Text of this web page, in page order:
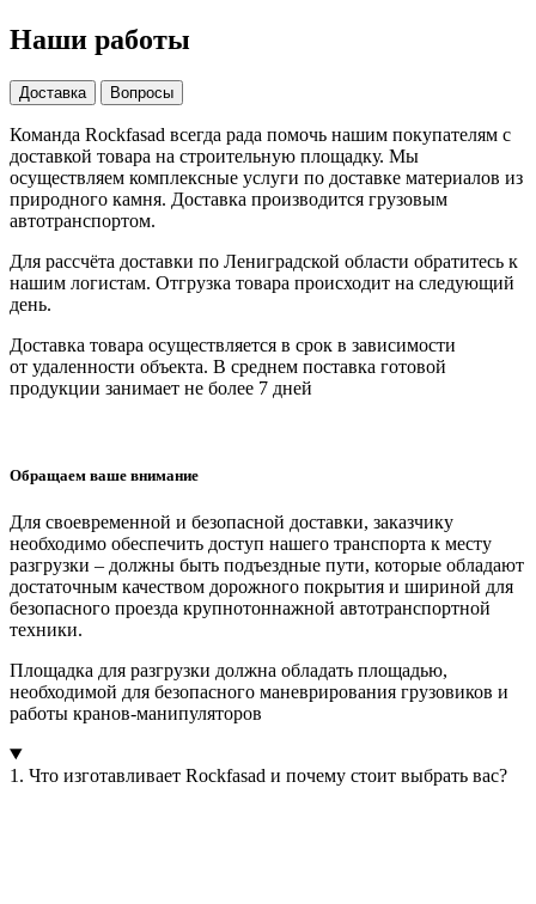
Наши работы
Доставка Вопросы
Команда Rockfasad всегда рада помочь нашим покупателям с
доставкой товара на строительную площадку. Мы
осуществляем комплексные услуги по доставке материалов из
природного камня. Доставка производится грузовым
автотранспортом.
Для рассчёта доставки по Лениградской области обратитесь к
нашим логистам. Отгрузка товара происходит на следующий
день.
Доставка товара осуществляется в срок в зависимости
от удаленности объекта. В среднем поставка готовой
продукции занимает не более 7 дней
Обращаем ваше внимание
Для своевременной и безопасной доставки, заказчику
необходимо обеспечить доступ нашего транспорта к месту
разгрузки – должны быть подъездные пути, которые обладают
достаточным качеством дорожного покрытия и шириной для
безопасного проезда крупнотоннажной автотранспортной
техники.
Площадка для разгрузки должна обладать площадью,
необходимой для безопасного маневрирования грузовиков и
работы кранов-манипуляторов
1. Что изготавливает Rockfasad и почему стоит выбрать вас?